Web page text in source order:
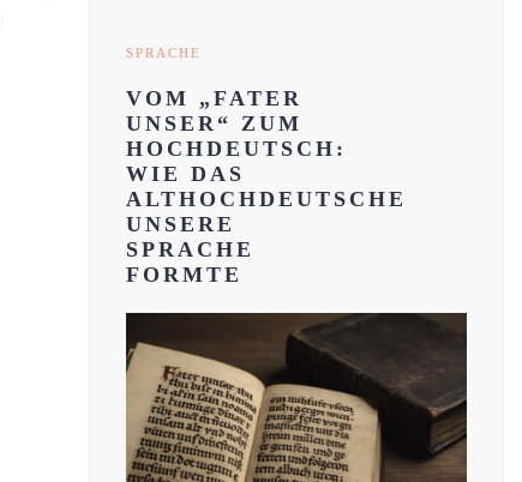
SPRACHE
VOM „FATER
UNSER“ ZUM
HOCHDEUTSCH:
WIE DAS
ALTHOCHDEUTSCHE
UNSERE
SPRACHE
FORMTE